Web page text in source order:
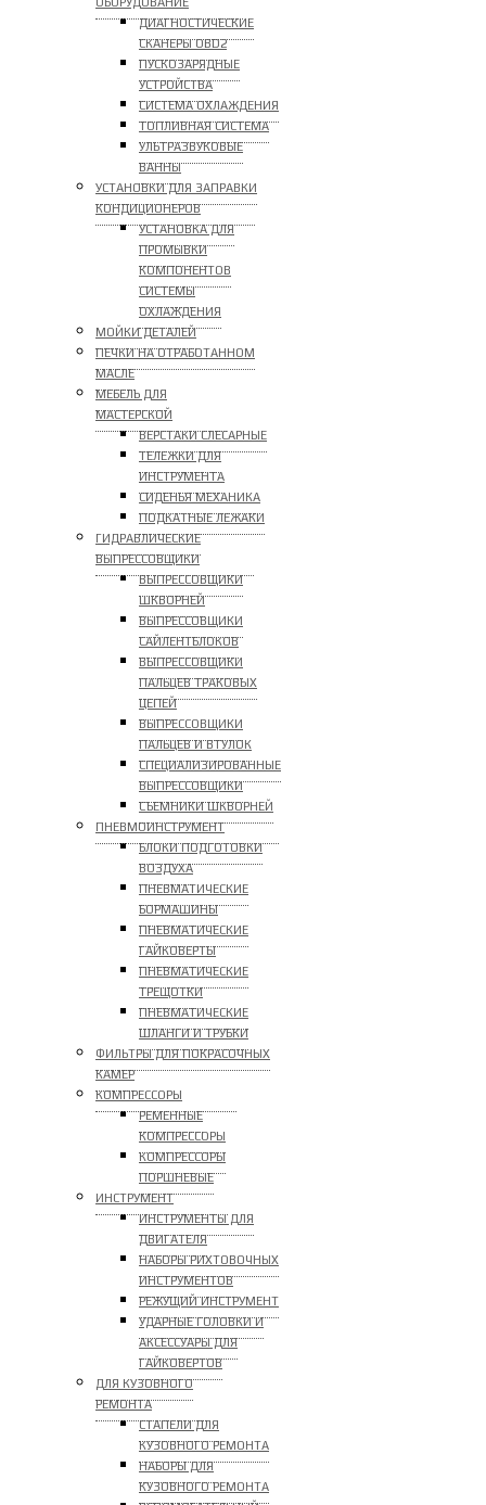
ДИАГНОСТИЧЕСКИЕ
СКАНЕРЫ OBD2
ПУСКОЗАРЯДНЫЕ
УСТРОЙСТВА
СИСТЕМА ОХЛАЖДЕНИЯ
ТОПЛИВНАЯ СИСТЕМА
УЛЬТРАЗВУКОВЫЕ
ВАННЫ
УСТАНОВКИ ДЛЯ ЗАПРАВКИ
КОНДИЦИОНЕРОВ
УСТАНОВКА ДЛЯ
ПРОМЫВКИ
КОМПОНЕНТОВ
СИСТЕМЫ
ОХЛАЖДЕНИЯ
МОЙКИ ДЕТАЛЕЙ
ПЕЧКИ НА ОТРАБОТАННОМ
МАСЛЕ
МЕБЕЛЬ ДЛЯ
МАСТЕРСКОЙ
ВЕРСТАКИ СЛЕСАРНЫЕ
ТЕЛЕЖКИ ДЛЯ
ИНСТРУМЕНТА
СИДЕНЬЯ МЕХАНИКА
ПОДКАТНЫЕ ЛЕЖАКИ
ГИДРАВЛИЧЕСКИЕ
ВЫПРЕССОВЩИКИ
ВЫПРЕССОВЩИКИ
ШКВОРНЕЙ
ВЫПРЕССОВЩИКИ
САЙЛЕНТБЛОКОВ
ВЫПРЕССОВЩИКИ
ПАЛЬЦЕВ ТРАКОВЫХ
ЦЕПЕЙ
ВЫПРЕССОВЩИКИ
ПАЛЬЦЕВ И ВТУЛОК
СПЕЦИАЛИЗИРОВАННЫЕ
ВЫПРЕССОВЩИКИ
CЪЕМНИКИ ШКВОРНЕЙ
ПНЕВМОИНСТРУМЕНТ
БЛОКИ ПОДГОТОВКИ
ВОЗДУХА
ПНЕВМАТИЧЕСКИЕ
БОРМАШИНЫ
ПНЕВМАТИЧЕСКИЕ
ГАЙКОВЕРТЫ
ПНЕВМАТИЧЕСКИЕ
ТРЕЩОТКИ
ПНЕВМАТИЧЕСКИЕ
ШЛАНГИ И ТРУБКИ
ФИЛЬТРЫ ДЛЯ ПОКРАСОЧНЫХ
КАМЕР
КОМПРЕССОРЫ
РЕМЕННЫЕ
КОМПРЕССОРЫ
КОМПРЕССОРЫ
ПОРШНЕВЫЕ
ИНСТРУМЕНТ
ИНСТРУМЕНТЫ ДЛЯ
ДВИГАТЕЛЯ
НАБОРЫ РИХТОВОЧНЫХ
ИНСТРУМЕНТОВ
РЕЖУЩИЙ ИНСТРУМЕНТ
УДАРНЫЕ ГОЛОВКИ И
АКСЕССУАРЫ ДЛЯ
ГАЙКОВЕРТОВ
ДЛЯ КУЗОВНОГО
РЕМОНТА
СТАПЕЛИ ДЛЯ
КУЗОВНОГО РЕМОНТА
НАБОРЫ ДЛЯ
КУЗОВНОГО РЕМОНТА